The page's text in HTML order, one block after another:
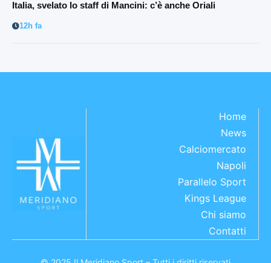
Italia, svelato lo staff di Mancini: c’è anche Oriali
12h fa
Home
News
Calciomercato
Napoli
Parallelo Sport
Kings League
Chi siamo
Contatti